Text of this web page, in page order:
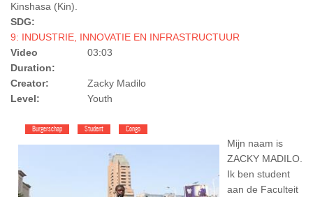
Kinshasa (Kin).
SDG:
9: INDUSTRIE, INNOVATIE EN INFRASTRUCTUUR
Video
Duration:
03:03
Creator:
Zacky Madilo
Level:
Youth
Burgerschap Student Congo
Mijn naam is
ZACKY MADILO.
Ik ben student
aan de Faculteit